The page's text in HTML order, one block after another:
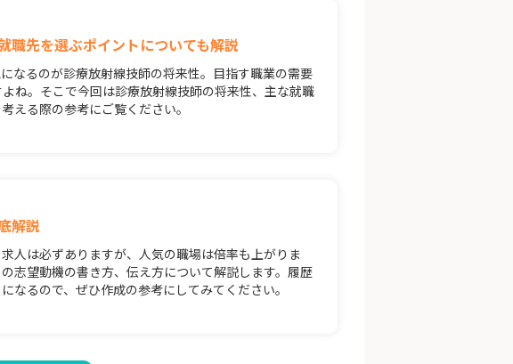
職先を選ぶポイントについても解説
なるのが診療放射線技師の将来性。目指す職業の需要
ね。そこで今回は診療放射線技師の将来性、主な就職
える際の参考にご覧ください。
解説
人は必ずありますが、人気の職場は倍率も上がりま
志望動機の書き方、伝え方について解説します。履歴
なるので、ぜひ作成の参考にしてみてください。